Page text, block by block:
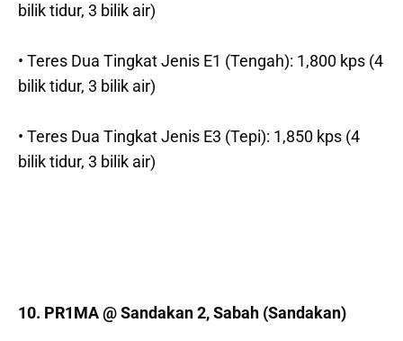
bilik tidur, 3 bilik air)
• Teres Dua Tingkat Jenis E1 (Tengah): 1,800 kps (4
bilik tidur, 3 bilik air)
• Teres Dua Tingkat Jenis E3 (Tepi): 1,850 kps (4
bilik tidur, 3 bilik air)
10. PR1MA @ Sandakan 2, Sabah (Sandakan)